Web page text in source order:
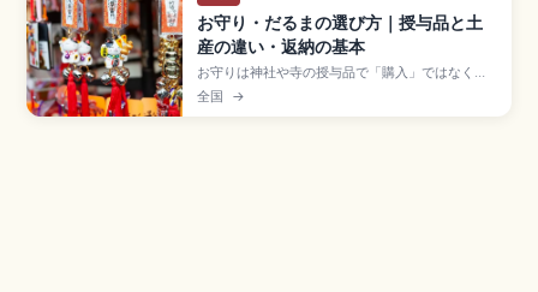
お守り・だるまの選び方｜授与品と土
産の違い・返納の基本
お守りは神社や寺の授与品で「購入」ではなく
「授かる」と表現する。初穂料は500〜1,000円
が目安。古くなったお守りは1年を目安に新しく受
全国 →